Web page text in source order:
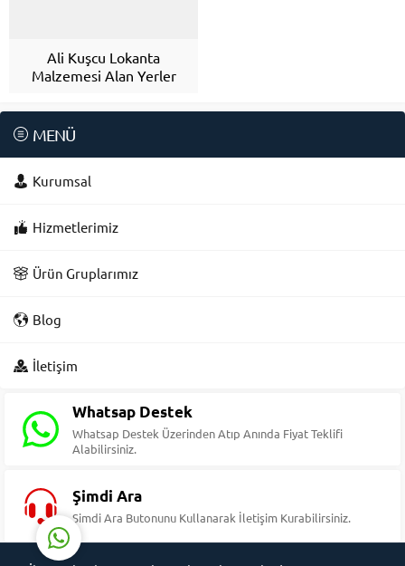
Ali Kuşcu Lokanta
Malzemesi Alan Yerler
MENÜ
Kurumsal
Hizmetlerimiz
Ürün Gruplarımız
Blog
İletişim
Whatsap Destek
Whatsap Destek Üzerinden Atıp Anında Fiyat Teklifi
Alabilirsiniz.
Şimdi Ara
Şimdi Ara Butonunu Kullanarak İletişim Kurabilirsiniz.